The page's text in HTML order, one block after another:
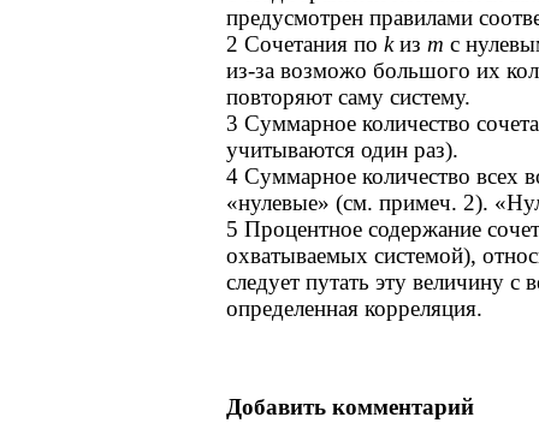
предусмотрен правилами
2 Сочетания по kиз m с
из-за возможо большого их
повторяют саму систему.
3 Суммарное количество
учитываются один раз).
4 Суммарное количество всех
«нулевые» (см. примеч. 2).
5 Процентное содержание
охватываемых системой),
следует путать эту величину
определенная корреляция.
Добавить комментарий